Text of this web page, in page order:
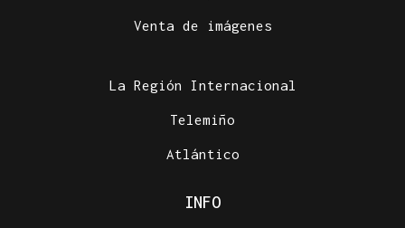
Venta de imágenes
La Región Internacional
Telemiño
Atlántico
INFO